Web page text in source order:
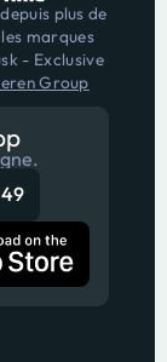
plus de
marques
- Exclusive
Group